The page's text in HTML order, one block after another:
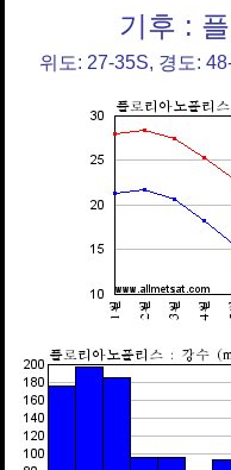
기후 :
위도: 27-35S, 경도: